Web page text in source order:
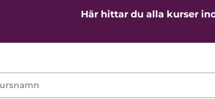
Här hittar du alla kurser